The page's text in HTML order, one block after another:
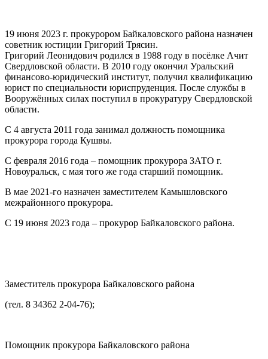
19 июня 2023 г. прокурором Байкаловского района назначен
советник юстиции Григорий Трясин.
Григорий Леонидович родился в 1988 году в посёлке Ачит
Свердловской области. В 2010 году окончил Уральский
финансово-юридический институт, получил квалификацию
юрист по специальности юриспруденция. После службы в
Вооружённых силах поступил в прокуратуру Свердловской
области.
С 4 августа 2011 года занимал должность помощника
прокурора города Кушвы.
С февраля 2016 года – помощник прокурора ЗАТО г.
Новоуральск, с мая того же года старший помощник.
В мае 2021-го назначен заместителем Камышловского
межрайонного прокурора.
С 19 июня 2023 года – прокурор Байкаловского района.
Заместитель прокурора Байкаловского района
(тел. 8 34362 2-04-76);
Помощник прокурора Байкаловского района